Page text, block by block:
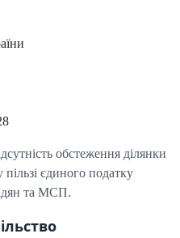
обстеження ділянки
єдиного податку
та МСП.